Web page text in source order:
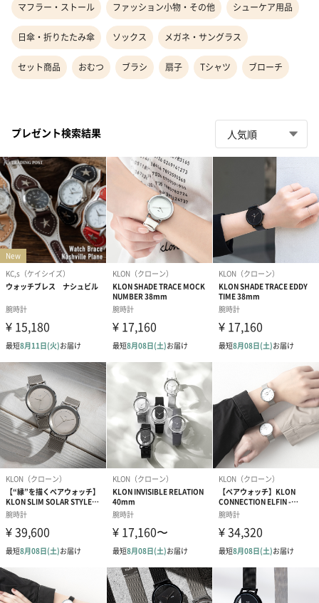
マフラー・ストール ファッション小物・その他 シューケア用品
日傘・折りたたみ傘 ソックス メガネ・サングラス
セット商品 おむつ ブラシ 扇子 Tシャツ ブローチ
プレゼント検索結果